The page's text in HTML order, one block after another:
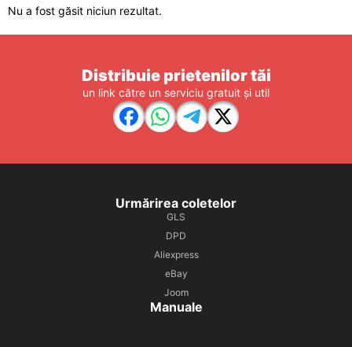
Nu a fost găsit niciun rezultat.
Distribuie prietenilor tăi
un link către un serviciu gratuit și util
Urmărirea coletelor
GLS
DPD
Aliexpress
eBay
Joom
Manuale